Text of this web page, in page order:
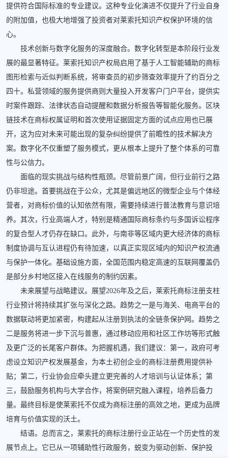
提供符合国际标准的专业建议。这种专业化演进不仅提升了行业自身
的附加值，也极大地增强了投资者对莱索托知识产权保护环境的信
心。
技术创新与数字化服务的深度融合。数字化转型是本阶段行业发
展的最显著特征。莱索托知识产权局启用了基于人工智能辅助的商标
图形检索与近似判断系统，将审查员的初步筛查效率提升了约百分之
四十。私营领域的服务提供商则大量投入开发客户门户平台，提供实
时案件跟踪、法律状态自动提醒和数据分析报告等智能化服务。区块
链技术在商标权属证明和首次使用证据固定方面的试点应用也已展
开，这为应对未来可能出现的复杂纠纷提供了前瞻性的技术解决方
案。数字化不仅重塑了服务模式，更从根本上提升了整个体系的可靠
性与公信力。
面临的现实挑战与结构性瓶颈。尽管前景广阔，但行业前行之路
仍非坦途。首要挑战在于公众，尤其是偏远地区的微型企业与个体经
营者，对商标价值的认知依然有限，需要持续进行普法教育与意识培
养。其次，行业高端人才，特别是精通国际商标条约与多国诉讼程序
的复合型人才仍存在缺口。此外，与南非等区域内更大经济体的商标
制度协调与互认进程仍有待加速，以真正实现区域内的知识产权流通
与保护一体化。基础设施方面，全国范围内稳定高速的互联网覆盖仍
是部分乡村地区接入在线服务的制约因素。
未来展望与战略建议。展望2026年及之后，莱索托商标注册支柱
行业预计将持续其扩张与深化之路。趋势之一是与海关、电商平台的
数据联动将更加紧密，构建起从注册到执法的全链条保护网。趋势之
二是服务将进一步下沉与普惠，通过移动应用和社区工作坊等形式触
及更广泛的长尾客户群体。为把握机遇，我们建议：第一，政府可考
虑设立知识产权发展基金，为本土初创企业的商标注册费用提供补
贴；第二，行业协会应牵头建立更完善的人才培训与认证体系；第
三，鼓励服务机构与大学合作，将案例研究融入课程，培养后备力
量。最终目标是使莱索托不仅成为商标注册的高效之地，更成为品牌
培育与价值实现的沃土。
结语。总而言之，莱索托的商标注册行业正站在一个历史性的发
展节点上。它已从一项辅助性行政服务，蜕变为驱动创新、保护投